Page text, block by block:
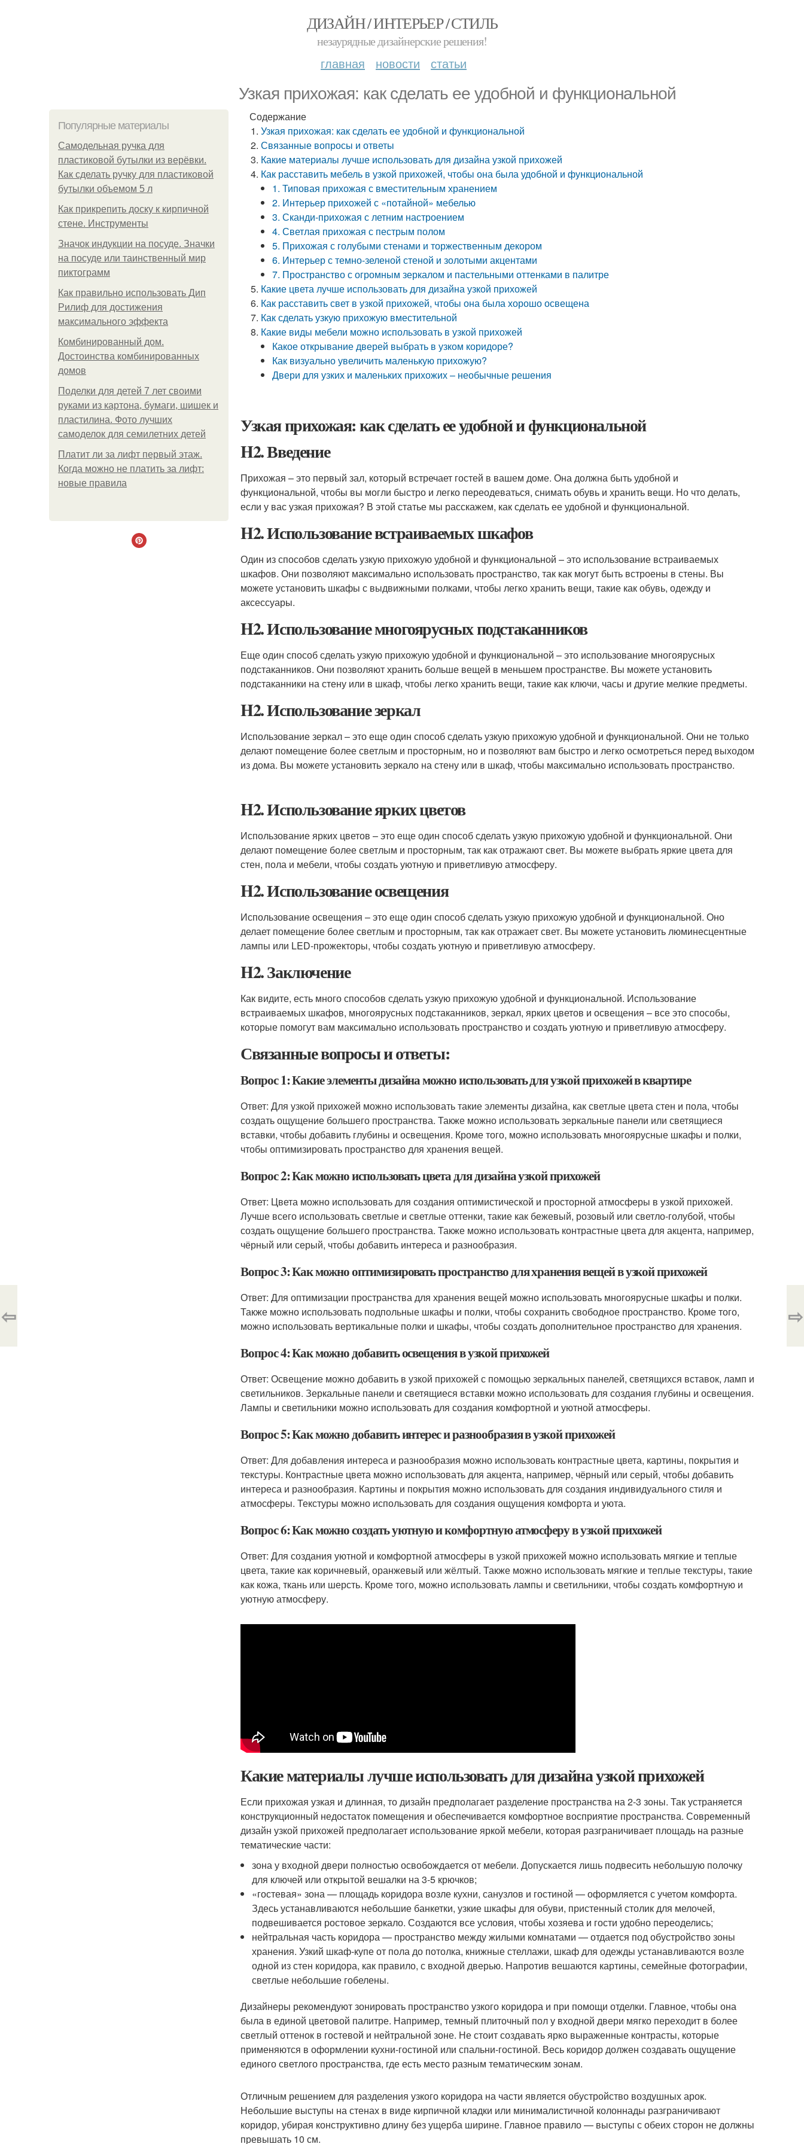
ДИЗАЙН / ИНТЕРЬЕР / СТИЛЬ
незаурядные дизайнерские решения!
главная новости статьи
Узкая прихожая: как сделать ее удобной и функциональной
Популярные материалы
Самодельная ручка для
пластиковой бутылки из верёвки.
Как сделать ручку для пластиковой
бутылки объемом 5 л
Как прикрепить доску к кирпичной
стене. Инструменты
Значок индукции на посуде. Значки
на посуде или таинственный мир
пиктограмм
Как правильно использовать Дип
Рилиф для достижения
максимального эффекта
Комбинированный дом.
Достоинства комбинированных
домов
Поделки для детей 7 лет своими
руками из картона, бумаги, шишек и
пластилина. Фото лучших
самоделок для семилетних детей
Платит ли за лифт первый этаж.
Когда можно не платить за лифт:
новые правила
Содержание
Узкая прихожая: как сделать ее удобной и функциональной
Связанные вопросы и ответы
Какие материалы лучше использовать для дизайна узкой прихожей
Как расставить мебель в узкой прихожей, чтобы она была удобной и функциональной
1. Типовая прихожая с вместительным хранением
2. Интерьер прихожей с «потайной» мебелью
3. Сканди-прихожая с летним настроением
4. Светлая прихожая с пестрым полом
5. Прихожая с голубыми стенами и торжественным декором
6. Интерьер с темно-зеленой стеной и золотыми акцентами
7. Пространство с огромным зеркалом и пастельными оттенками в палитре
Какие цвета лучше использовать для дизайна узкой прихожей
Как расставить свет в узкой прихожей, чтобы она была хорошо освещена
Как сделать узкую прихожую вместительной
Какие виды мебели можно использовать в узкой прихожей
Какое открывание дверей выбрать в узком коридоре?
Как визуально увеличить маленькую прихожую?
Двери для узких и маленьких прихожих – необычные решения
Узкая прихожая: как сделать ее удобной и функциональной
H2. Введение
Прихожая – это первый зал, который встречает гостей в вашем доме. Она должна быть удобной и
функциональной, чтобы вы могли быстро и легко переодеваться, снимать обувь и хранить вещи. Но что делать,
если у вас узкая прихожая? В этой статье мы расскажем, как сделать ее удобной и функциональной.
H2. Использование встраиваемых шкафов
Один из способов сделать узкую прихожую удобной и функциональной – это использование встраиваемых
шкафов. Они позволяют максимально использовать пространство, так как могут быть встроены в стены. Вы
можете установить шкафы с выдвижными полками, чтобы легко хранить вещи, такие как обувь, одежду и
аксессуары.
H2. Использование многоярусных подстаканников
Еще один способ сделать узкую прихожую удобной и функциональной – это использование многоярусных
подстаканников. Они позволяют хранить больше вещей в меньшем пространстве. Вы можете установить
подстаканники на стену или в шкаф, чтобы легко хранить вещи, такие как ключи, часы и другие мелкие предметы.
H2. Использование зеркал
Использование зеркал – это еще один способ сделать узкую прихожую удобной и функциональной. Они не только
делают помещение более светлым и просторным, но и позволяют вам быстро и легко осмотреться перед выходом
из дома. Вы можете установить зеркало на стену или в шкаф, чтобы максимально использовать пространство.
H2. Использование ярких цветов
Использование ярких цветов – это еще один способ сделать узкую прихожую удобной и функциональной. Они
делают помещение более светлым и просторным, так как отражают свет. Вы можете выбрать яркие цвета для
стен, пола и мебели, чтобы создать уютную и приветливую атмосферу.
H2. Использование освещения
Использование освещения – это еще один способ сделать узкую прихожую удобной и функциональной. Оно
делает помещение более светлым и просторным, так как отражает свет. Вы можете установить люминесцентные
лампы или LED-прожекторы, чтобы создать уютную и приветливую атмосферу.
H2. Заключение
Как видите, есть много способов сделать узкую прихожую удобной и функциональной. Использование
встраиваемых шкафов, многоярусных подстаканников, зеркал, ярких цветов и освещения – все это способы,
которые помогут вам максимально использовать пространство и создать уютную и приветливую атмосферу.
Связанные вопросы и ответы:
Вопрос 1: Какие элементы дизайна можно использовать для узкой прихожей в квартире
Ответ: Для узкой прихожей можно использовать такие элементы дизайна, как светлые цвета стен и пола, чтобы
создать ощущение большего пространства. Также можно использовать зеркальные панели или светящиеся
вставки, чтобы добавить глубины и освещения. Кроме того, можно использовать многоярусные шкафы и полки,
чтобы оптимизировать пространство для хранения вещей.
Вопрос 2: Как можно использовать цвета для дизайна узкой прихожей
Ответ: Цвета можно использовать для создания оптимистической и просторной атмосферы в узкой прихожей.
Лучше всего использовать светлые и светлые оттенки, такие как бежевый, розовый или светло-голубой, чтобы
создать ощущение большего пространства. Также можно использовать контрастные цвета для акцента, например,
чёрный или серый, чтобы добавить интереса и разнообразия.
Вопрос 3: Как можно оптимизировать пространство для хранения вещей в узкой прихожей
Ответ: Для оптимизации пространства для хранения вещей можно использовать многоярусные шкафы и полки.
Также можно использовать подпольные шкафы и полки, чтобы сохранить свободное пространство. Кроме того,
можно использовать вертикальные полки и шкафы, чтобы создать дополнительное пространство для хранения.
Вопрос 4: Как можно добавить освещения в узкой прихожей
Ответ: Освещение можно добавить в узкой прихожей с помощью зеркальных панелей, светящихся вставок, ламп и
светильников. Зеркальные панели и светящиеся вставки можно использовать для создания глубины и освещения.
Лампы и светильники можно использовать для создания комфортной и уютной атмосферы.
Вопрос 5: Как можно добавить интерес и разнообразия в узкой прихожей
Ответ: Для добавления интереса и разнообразия можно использовать контрастные цвета, картины, покрытия и
текстуры. Контрастные цвета можно использовать для акцента, например, чёрный или серый, чтобы добавить
интереса и разнообразия. Картины и покрытия можно использовать для создания индивидуального стиля и
атмосферы. Текстуры можно использовать для создания ощущения комфорта и уюта.
Вопрос 6: Как можно создать уютную и комфортную атмосферу в узкой прихожей
Ответ: Для создания уютной и комфортной атмосферы в узкой прихожей можно использовать мягкие и теплые
цвета, такие как коричневый, оранжевый или жёлтый. Также можно использовать мягкие и теплые текстуры, такие
как кожа, ткань или шерсть. Кроме того, можно использовать лампы и светильники, чтобы создать комфортную и
уютную атмосферу.
Какие материалы лучше использовать для дизайна узкой прихожей
Если прихожая узкая и длинная, то дизайн предполагает разделение пространства на 2-3 зоны. Так устраняется
конструкционный недостаток помещения и обеспечивается комфортное восприятие пространства. Современный
дизайн узкой прихожей предполагает использование яркой мебели, которая разграничивает площадь на разные
тематические части:
зона у входной двери полностью освобождается от мебели. Допускается лишь подвесить небольшую полочку
для ключей или открытой вешалки на 3-5 крючков;
«гостевая» зона — площадь коридора возле кухни, санузлов и гостиной — оформляется с учетом комфорта.
Здесь устанавливаются небольшие банкетки, узкие шкафы для обуви, пристенный столик для мелочей,
подвешивается ростовое зеркало. Создаются все условия, чтобы хозяева и гости удобно переоделись;
нейтральная часть коридора — пространство между жилыми комнатами — отдается под обустройство зоны
хранения. Узкий шкаф-купе от пола до потолка, книжные стеллажи, шкаф для одежды устанавливаются возле
одной из стен коридора, как правило, с входной дверью. Напротив вешаются картины, семейные фотографии,
светлые небольшие гобелены.
Дизайнеры рекомендуют зонировать пространство узкого коридора и при помощи отделки. Главное, чтобы она
была в единой цветовой палитре. Например, темный плиточный пол у входной двери мягко переходит в более
светлый оттенок в гостевой и нейтральной зоне. Не стоит создавать ярко выраженные контрасты, которые
применяются в оформлении кухни-гостиной или спальни-гостиной. Весь коридор должен создавать ощущение
единого светлого пространства, где есть место разным тематическим зонам.
Отличным решением для разделения узкого коридора на части является обустройство воздушных арок.
Небольшие выступы на стенах в виде кирпичной кладки или минималистичной колоннады разграничивают
коридор, убирая конструктивно длину без ущерба ширине. Главное правило — выступы с обеих сторон не должны
превышать 10 см.
⇦ ⇨